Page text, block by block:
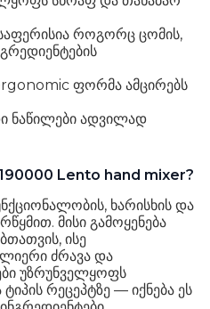
როგორც ცომის,
ფორმა ამცირებს
ნაწილები ადვილად
Lento hand mixer?
ხარისხის და
მისი გამოყენება
ისე
ძრავა და
უზრუნველყოფს
რეცეპტზე — იქნება ეს